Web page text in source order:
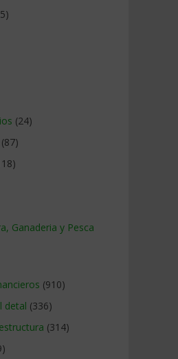
(24)
(87)
Ganaderia y Pesca
(910)
detal (336)
(314)